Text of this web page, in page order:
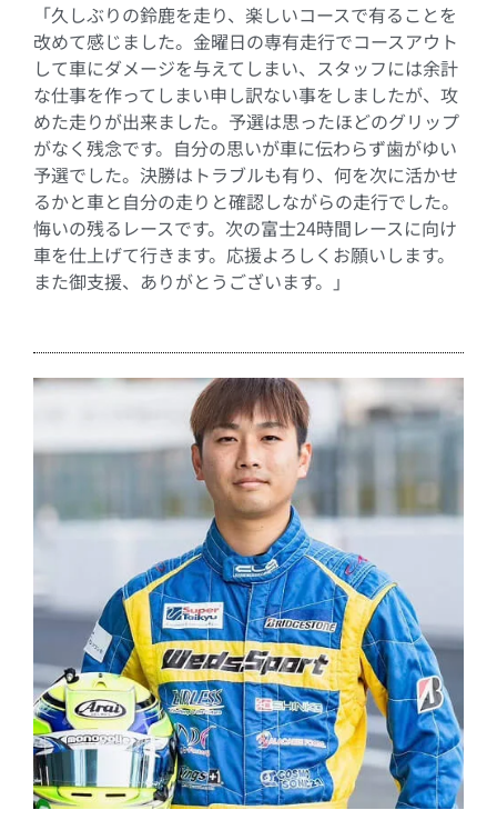
「久しぶりの鈴鹿を走り、楽しいコースで有ることを
改めて感じました。金曜日の専有走行でコースアウト
して車にダメージを与えてしまい、スタッフには余計
な仕事を作ってしまい申し訳ない事をしましたが、攻
めた走りが出来ました。予選は思ったほどのグリップ
がなく残念です。自分の思いが車に伝わらず歯がゆい
予選でした。決勝はトラブルも有り、何を次に活かせ
るかと車と自分の走りと確認しながらの走行でした。
悔いの残るレースです。次の富士24時間レースに向け
車を仕上げて行きます。応援よろしくお願いします。
また御支援、ありがとうございます。」